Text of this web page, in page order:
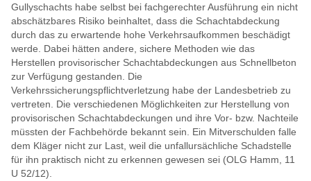
Gullyschachts habe selbst bei fachgerechter Ausführung ein nicht
abschätzbares Risiko beinhaltet, dass die Schachtabdeckung
durch das zu erwartende hohe Verkehrsaufkommen beschädigt
werde. Dabei hätten andere, sichere Methoden wie das
Herstellen provisorischer Schachtabdeckungen aus Schnellbeton
zur Verfügung gestanden. Die
Verkehrssicherungspflichtverletzung habe der Landesbetrieb zu
vertreten. Die verschiedenen Möglichkeiten zur Herstellung von
provisorischen Schachtabdeckungen und ihre Vor- bzw. Nachteile
müssten der Fachbehörde bekannt sein. Ein Mitverschulden falle
dem Kläger nicht zur Last, weil die unfallursächliche Schadstelle
für ihn praktisch nicht zu erkennen gewesen sei (OLG Hamm, 11
U 52/12).